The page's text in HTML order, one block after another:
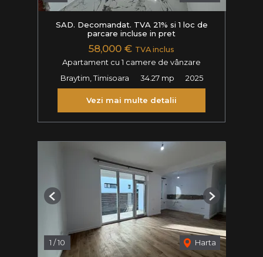
SAD. Decomandat. TVA 21% si 1 loc de
parcare incluse in pret
58,000 € TVA inclus
Apartament cu 1 camere de vânzare
Braytim, Timisoara
34.27 mp 2025
Vezi mai multe detalii
1 /10 Harta
Previous Next